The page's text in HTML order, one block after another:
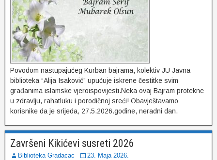
Povodom nastupajućeg Kurban bajrama, kolektiv JU Javna
biblioteka “Alija Isaković” upućuje iskrene čestitke svim
građanima islamske vjeroispovijesti.Neka ovaj Bajram protekne
u zdravlju, rahatluku i porodičnoj sreći! Obavještavamo
korisnike da je srijeda, 27.5.2026.godine, neradni dan.
Završeni Kikićevi susreti 2026
Biblioteka Gradacac
23. Maja 2026.